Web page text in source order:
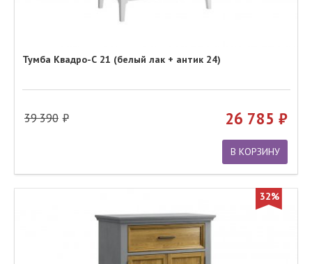
Тумба Квадро-С 21 (белый лак + антик 24)
39 390 26 785
В КОРЗИНУ
32%